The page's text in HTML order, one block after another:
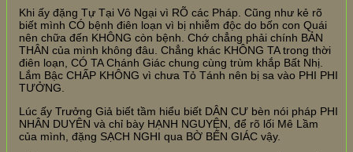
Khi ấy đặng Tự Tại Vô Ngại vì RÕ các Pháp. Cũng như kẻ rõ
biết mình CÓ bệnh điên loạn vì bị nhiễm độc do bốn con Quái
nên chữa đến KHÔNG còn bệnh. Chớ chẳng phải chính BẢN
THÂN của mình không đâu. Chẳng khác KHÔNG TA trong thời
điên loạn, CÓ TA Chánh Giác chung cùng trùm khắp Bất Nhị.
Lắm Bậc CHẤP KHÔNG vì chưa Tỏ Tánh nên bị sa vào PHI PHI
TƯỞNG.
Lúc ấy Trưởng Giả biết tầm hiểu biết DÂN CƯ bèn nói pháp PHI
NHÂN DUYÊN và chỉ bày HẠNH NGUYỆN, để rõ lối Mê Lầm
của mình, đặng SẠCH NGHI qua BỜ BẾN GIÁC vậy.